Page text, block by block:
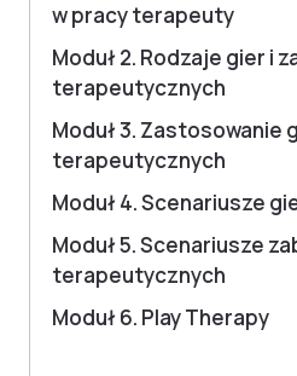
w pracy terapeuty
Moduł 2. Rodzaje gier i
terapeutycznych
Moduł 3. Zastosowanie
terapeutycznych
Moduł 4. Scenariusze
Moduł 5. Scenariusze
terapeutycznych
Moduł 6. Play Therapy